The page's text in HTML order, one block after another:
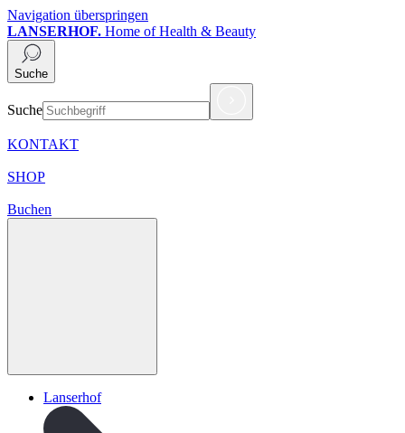
Navigation überspringen
LANSERHOF. Home of Health & Beauty
Suche
Suche
KONTAKT
SHOP
Buchen
Lanserhof